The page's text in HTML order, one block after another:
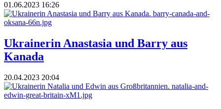
01.06.2023 16:26
Ukrainerin Anastasia und Barry aus
Kanada
20.04.2023 20:04